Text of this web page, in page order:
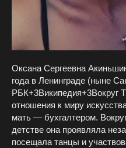
Оксана Сергеевна
года в Ленинграде (ныне
РБК+3Википедия+3Вокруг
отношения к миру
мать — бухгалтером.
детстве она проявляла
посещала танцы и